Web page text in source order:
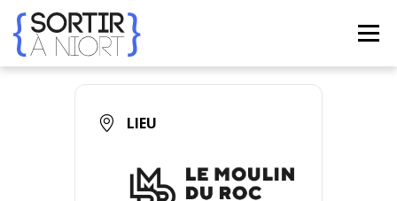
contenu
Menu
CONTACT
LIEU